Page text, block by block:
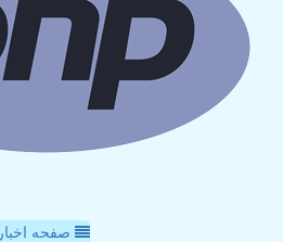
صفحه اخبار